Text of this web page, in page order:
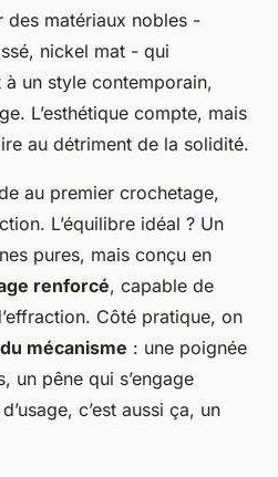
des matériaux nobles -
nickel mat - qui
à un style contemporain,
L’esthétique compte, mais
au détriment de la solidité.
au premier crochetage,
L’équilibre idéal ? Un
pures, mais conçu en
renforcé, capable de
Côté pratique, on
mécanisme : une poignée
un pêne qui s’engage
c’est aussi ça, un